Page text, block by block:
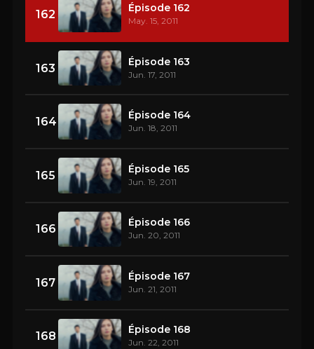
162 Épisode 162
May. 15, 2011
163 Épisode 163
Jun. 17, 2011
164 Épisode 164
Jun. 18, 2011
165 Épisode 165
Jun. 19, 2011
166 Épisode 166
Jun. 20, 2011
167 Épisode 167
Jun. 21, 2011
168 Épisode 168
Jun. 22, 2011